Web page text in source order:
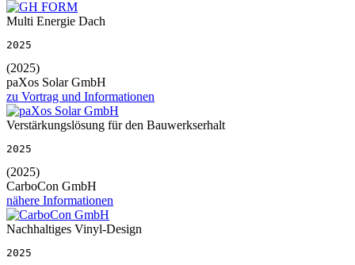
Multi Energie Dach
2025
(2025)
paXos Solar GmbH
zu Vortrag und Informationen
Verstärkungslösung für den Bauwerkserhalt
2025
(2025)
CarboCon GmbH
nähere Informationen
Nachhaltiges Vinyl-Design
2025